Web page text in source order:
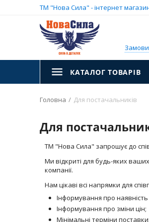
ТМ "Нова Сила" - інтернет
КАТАЛОГ ТОВАРІВ
Головна / Для постачальників
Для
ТМ "Нова Сила" запрошує до
Ми відкриті для будь-яких
компанії.
Нам цікаві всі напрямки для
Інформування про наявність
Інформування про зміни цін;
Мінімальні терміни поставки;